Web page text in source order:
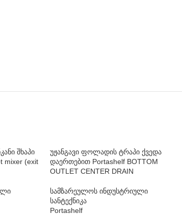
შხაპი
mixer (exit
უჟანგავი ფოლადის ტრაპი ქვედა
დაერთებით Portashelf BOTTOM
OUTLET CENTER DRAIN
სამზარეულოს ინდუსტრიული
სანტექნიკა
Portashelf